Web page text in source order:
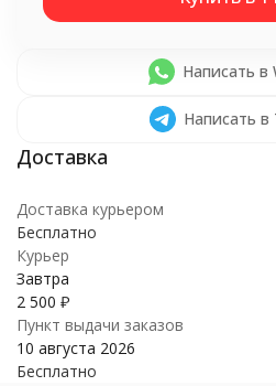
Написать в
Написать в
Доставка курьером
Бесплатно
Курьер
Завтра
2 500 ₽
Пункт выдачи заказов
10 августа 2026
Бесплатно